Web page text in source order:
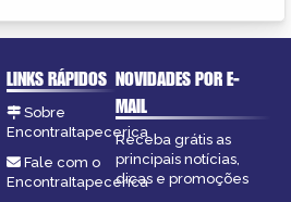
LINKS RÁPIDOS
Sobre
EncontraItapecerica
Fale com o
EncontraItapecerica
NOVIDADES POR E-
MAIL
Receba grátis as
principais notícias,
dicas e promoções